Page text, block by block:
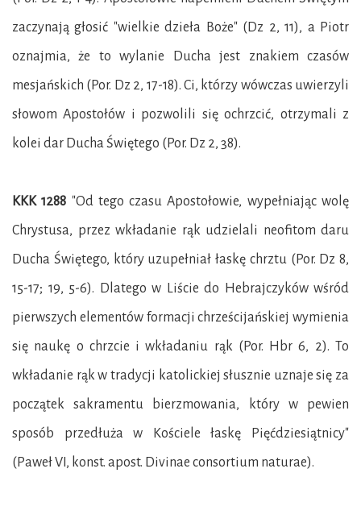
zaczynają głosić "wielkie dzieła Boże" (Dz 2, 11), a Piotr
oznajmia, że to wylanie Ducha jest znakiem czasów
mesjańskich (Por. Dz 2, 17-18). Ci, którzy wówczas uwierzyli
słowom Apostołów i pozwolili się ochrzcić, otrzymali z
kolei dar Ducha Świętego (Por. Dz 2, 38).
KKK 1288 "Od tego czasu Apostołowie, wypełniając wolę
Chrystusa, przez wkładanie rąk udzielali neofitom daru
Ducha Świętego, który uzupełniał łaskę chrztu (Por. Dz 8,
15-17; 19, 5-6). Dlatego w Liście do Hebrajczyków wśród
pierwszych elementów formacji chrześcijańskiej wymienia
się naukę o chrzcie i wkładaniu rąk (Por. Hbr 6, 2). To
wkładanie rąk w tradycji katolickiej słusznie uznaje się za
początek sakramentu bierzmowania, który w pewien
sposób przedłuża w Kościele łaskę Pięćdziesiątnicy"
(Paweł VI, konst. apost. Divinae consortium naturae).